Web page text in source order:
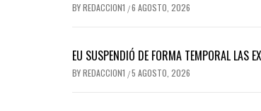
BYREDACCION1 /6 AGOSTO, 2026
EU SUSPENDIÓ DE FORMA TEMPORAL LAS
BYREDACCION1 /5 AGOSTO, 2026